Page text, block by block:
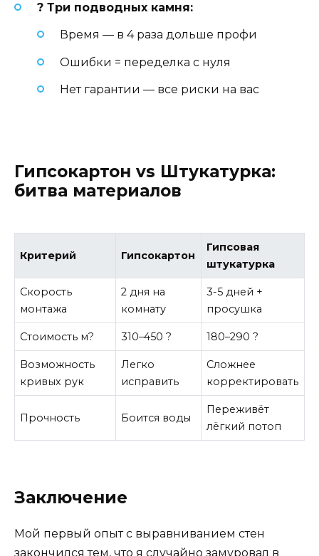
? Три подводных камня:
Время — в 4 раза дольше профи
Ошибки = переделка с нуля
Нет гарантии — все риски на вас
Гипсокартон vs Штукатурка:
битва материалов
Критерий Гипсокартон
Гипсовая
штукатурка
Скорость
монтажа
2 дня на
комнату
3-5 дней +
просушка
Стоимость м? 310–450 ? 180–290 ?
Возможность
кривых рук
Легко
исправить
Сложнее
корректировать
Прочность Боится воды
Переживёт
лёгкий потоп
Заключение
Мой первый опыт с выравниванием стен
закончился тем, что я случайно замуровал в